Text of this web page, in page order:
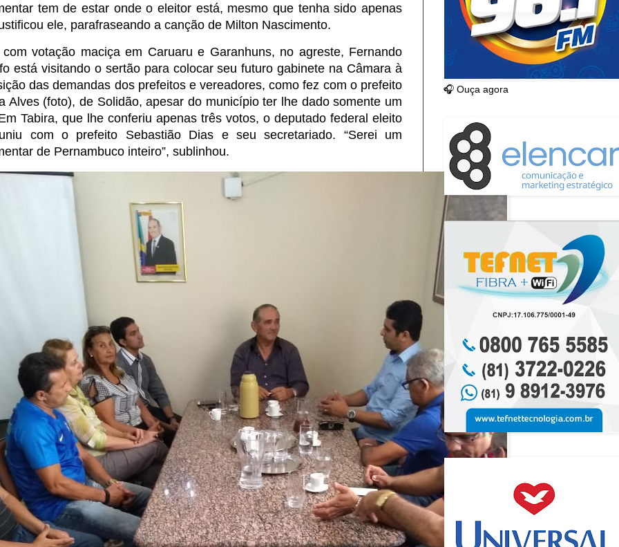
tem de estar onde o eleitor está, mesmo que tenha sido apenas
ele, parafraseando a canção de Milton Nascimento.
votação maciça em Caruaru e Garanhuns, no agreste, Fernando
está visitando o sertão para colocar seu futuro gabinete na Câmara à
das demandas dos prefeitos e vereadores, como fez com o prefeito
Alves (foto), de Solidão, apesar do município ter lhe dado somente um
Tabira, que lhe conferiu apenas três votos, o deputado federal eleito
com o prefeito Sebastião Dias e seu secretariado. “Serei um
de Pernambuco inteiro”, sublinhou.
🎧 Ouça agora